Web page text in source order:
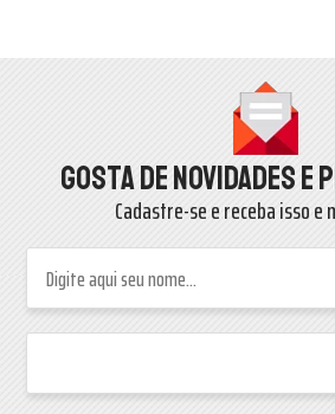
Gosta de novidades e
Cadastre-se e receba isso e